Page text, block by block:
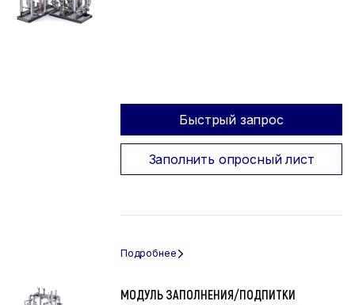
Быстрый запрос
Заполнить опросный лист
МОДУЛЬ ЗАПОЛНЕНИЯ/ПОДПИТКИ